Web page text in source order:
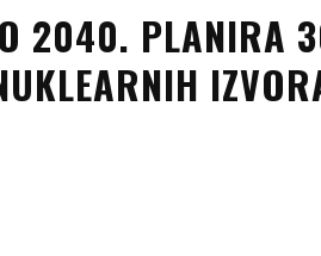
2040. PLANIRA